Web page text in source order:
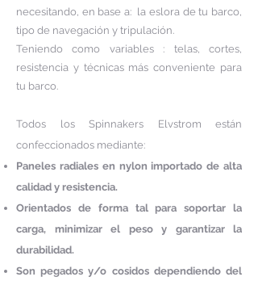
necesitando, en base a: la eslora de tu barco,
tipo de navegación y tripulación.
Teniendo como variables : telas, cortes,
resistencia y técnicas más conveniente para
tu barco.
Todos los Spinnakers Elvstrom están
confeccionados mediante:
Paneles radiales en nylon importado de alta
calidad y resistencia.
Orientados de forma tal para soportar la
carga, minimizar el peso y garantizar la
durabilidad.
Son pegados y/o cosidos dependiendo del